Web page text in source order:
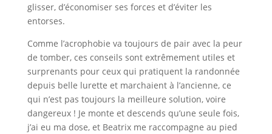
glisser, d’économiser ses forces et d’éviter les
entorses.
Comme l’acrophobie va toujours de pair avec la peur
de tomber, ces conseils sont extrêmement utiles et
surprenants pour ceux qui pratiquent la randonnée
depuis belle lurette et marchaient à l’ancienne, ce
qui n’est pas toujours la meilleure solution, voire
dangereux ! Je monte et descends qu’une seule fois,
j’ai eu ma dose, et Beatrix me raccompagne au pied